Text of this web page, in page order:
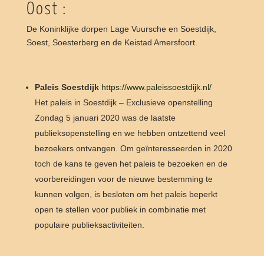
Oost :
De Koninklijke dorpen Lage Vuursche en Soestdijk,
Soest, Soesterberg en de Keistad Amersfoort.
Paleis Soestdijk https://www.paleissoestdijk.nl/
Het paleis in Soestdijk – Exclusieve openstelling
Zondag 5 januari 2020 was de laatste
publieksopenstelling en we hebben ontzettend veel
bezoekers ontvangen. Om geïnteresseerden in 2020
toch de kans te geven het paleis te bezoeken en de
voorbereidingen voor de nieuwe bestemming te
kunnen volgen, is besloten om het paleis beperkt
open te stellen voor publiek in combinatie met
populaire publieksactiviteiten.